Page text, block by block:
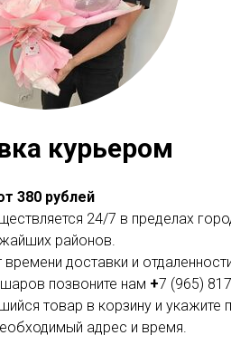
курьером
380 рублей
24/7 в пределах
районов.
доставки и
позвоните нам +7 (965)
товар в корзину и укажите
адрес и время.